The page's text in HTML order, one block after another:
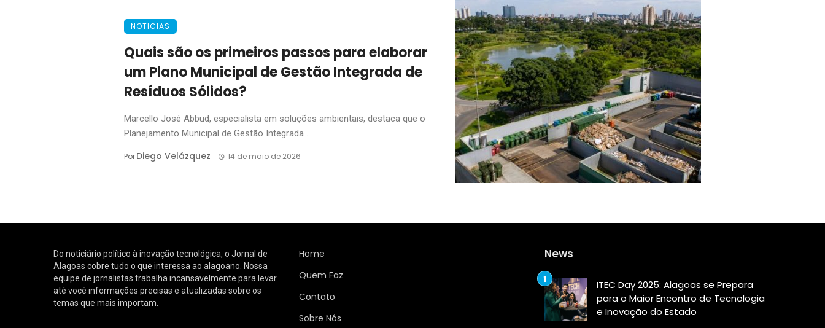
NOTICIAS
Quais são os primeiros passos para elaborar
um Plano Municipal de Gestão Integrada de
Resíduos Sólidos?
Marcello José Abbud, especialista em soluções ambientais, destaca que o
Planejamento Municipal de Gestão Integrada ...
PorDiego Velázquez 14 de maio de 2026
Do noticiário político à inovação tecnológica, o Jornal de
Alagoas cobre tudo o que interessa ao alagoano. Nossa
equipe de jornalistas trabalha incansavelmente para levar
até você informações precisas e atualizadas sobre os
temas que mais importam.
Home
Quem Faz
Contato
Sobre Nós
News
ITEC Day 2025: Alagoas se Prepara
para o Maior Encontro de Tecnologia
e Inovação do Estado